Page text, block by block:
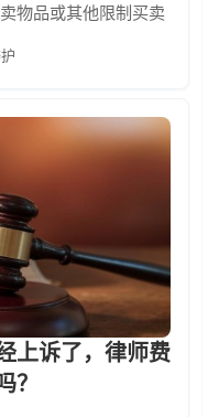
物品或其他限制买卖
属于典型的经济犯罪
标准。最高可处十五
已成为打击地下钱
器"。 非法经...
上诉了，律师费
？